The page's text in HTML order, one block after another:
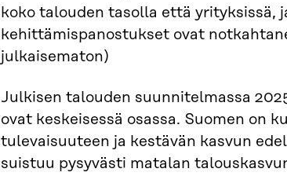
koko talouden tasolla että
kehittämispanostukset ovat
julkaisematon)
Julkisen talouden suunnitelmassa
ovat keskeisessä osassa. Suomen on
tulevaisuuteen ja kestävän kasvun
suistuu pysyvästi matalan